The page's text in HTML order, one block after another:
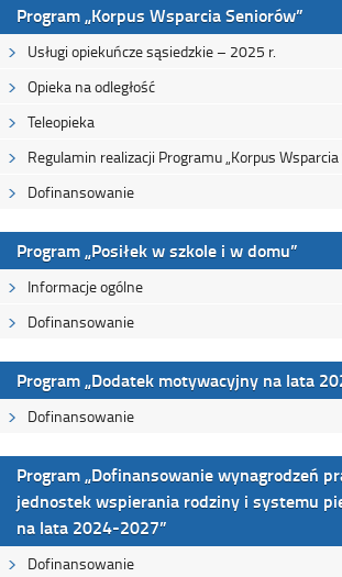
Program „Korpus Wsparcia Seniorów”
Usługi opiekuńcze sąsiedzkie – 2025 r.
Opieka na odległość
Teleopieka
Regulamin realizacji Programu „Korpus
Dofinansowanie
Program „Posiłek w szkole i w domu”
Informacje ogólne
Dofinansowanie
Program „Dodatek motywacyjny na lata
Dofinansowanie
Program „Dofinansowanie wynagrodzeń
jednostek wspierania rodziny i systemu
na lata 2024-2027”
Dofinansowanie